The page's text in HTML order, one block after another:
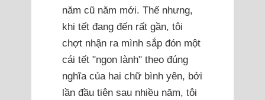
năm cũ năm mới. Thế nhưng,
khi tết đang đến rất gần, tôi
chợt nhận ra mình sắp đón một
cái tết "ngon lành" theo đúng
nghĩa của hai chữ bình yên, bởi
lần đầu tiên sau nhiều năm, tôi